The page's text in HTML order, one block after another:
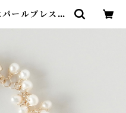
パールブレスレ